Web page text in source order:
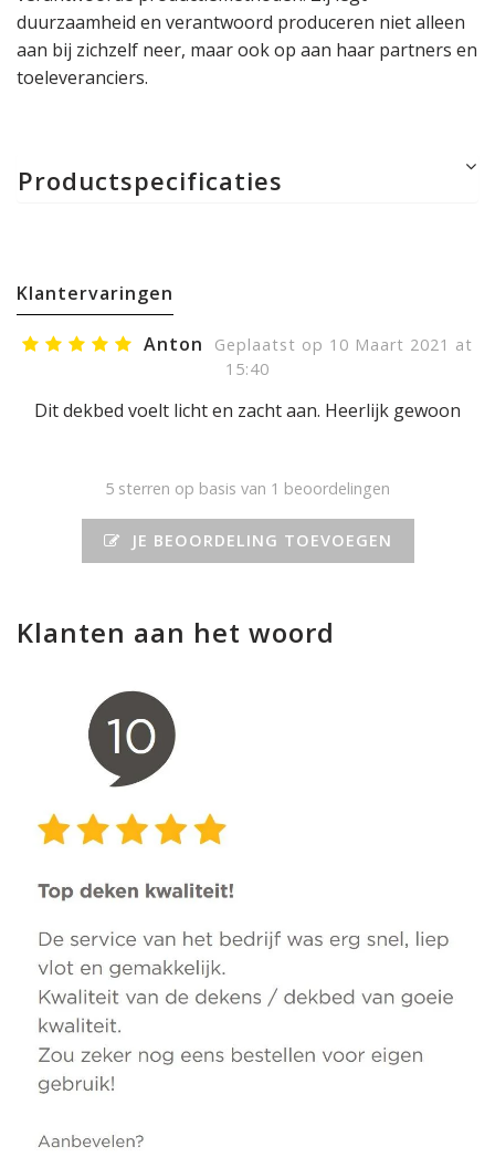
duurzaamheid en verantwoord produceren niet alleen
aan bij zichzelf neer, maar ook op aan haar partners en
toeleveranciers.
Productspecificaties
Klantervaringen
Anton
Geplaatst op 10 Maart 2021 at
15:40
Dit dekbed voelt licht en zacht aan. Heerlijk gewoon
5 sterren op basis van 1 beoordelingen
JE BEOORDELING TOEVOEGEN
Klanten aan het woord